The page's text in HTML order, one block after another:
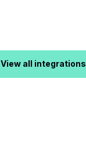
View all integrations